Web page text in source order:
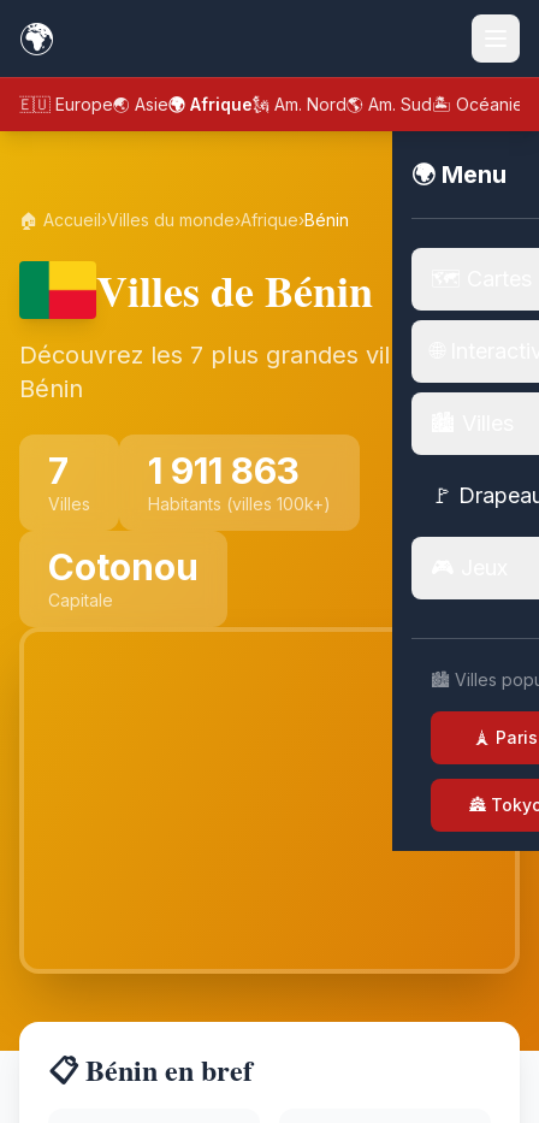
🌍
🇪🇺 Europe🌏 Asie🌍 Afrique🗽 Am. Nord🌎 Am. Sud🏝️ Océanie
🌍 Menu
🚩
🏙️ Villes
🗼 Paris
🏯
🏠 Accueil›Villes du monde›Afrique›Bénin
Villes de Bénin
Découvrez les 7 plus grandes villes de
Bénin
7
Villes
1 911 863
Habitants (villes 100k+)
Cotonou
Capitale
📋 Bénin en bref